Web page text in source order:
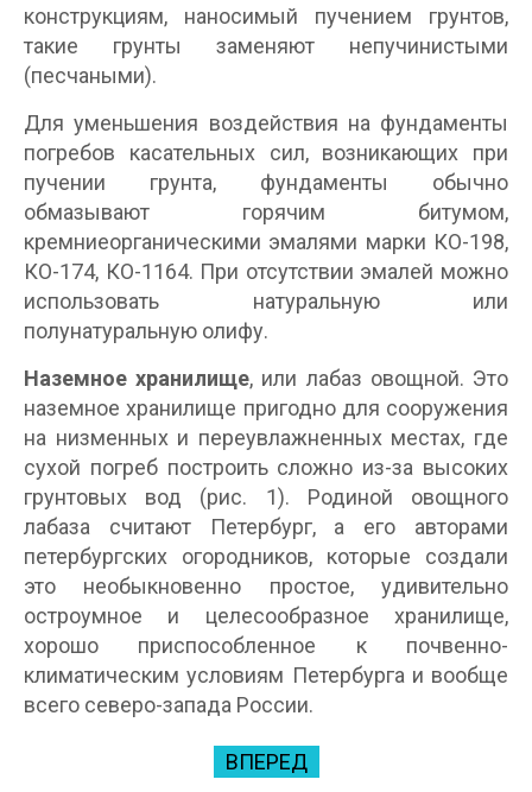
конструкциям, наносимый пучением грунтов,
такие грунты заменяют непучинистыми
(песчаными).
Для уменьшения воздействия на фундаменты
погребов касательных сил, возникающих при
пучении грунта, фундаменты обычно
обмазывают горячим битумом,
кремниеорганическими эмалями марки КО-198,
КО-174, КО-1164. При отсутствии эмалей можно
использовать натуральную или
полунатуральную олифу.
Наземное хранилище, или лабаз овощной. Это
наземное хранилище пригодно для сооружения
на низменных и переувлажненных местах, где
сухой погреб построить сложно из-за высоких
грунтовых вод (рис. 1). Родиной овощного
лабаза считают Петербург, а его авторами
петербургских огородников, которые создали
это необыкновенно простое, удивительно
остроумное и целесообразное хранилище,
хорошо приспособленное к почвенно-
климатическим условиям Петербурга и вообще
всего северо-запада России.
ВПЕРЕД